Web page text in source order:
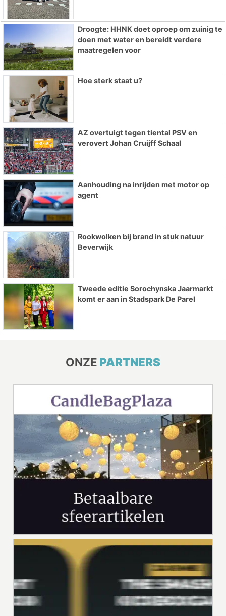
Droogte: HHNK doet oproep om zuinig te
doen met water en bereidt verdere
maatregelen voor
Hoe sterk staat u?
AZ overtuigt tegen tiental PSV en
verovert Johan Cruijff Schaal
Aanhouding na inrijden met motor op
agent
Rookwolken bij brand in stuk natuur
Beverwijk
Tweede editie Sorochynska Jaarmarkt
komt er aan in Stadspark De Parel
ONZE PARTNERS